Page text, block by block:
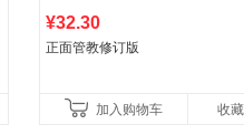
¥32.30
正面管教修订版
加入购物车 收藏